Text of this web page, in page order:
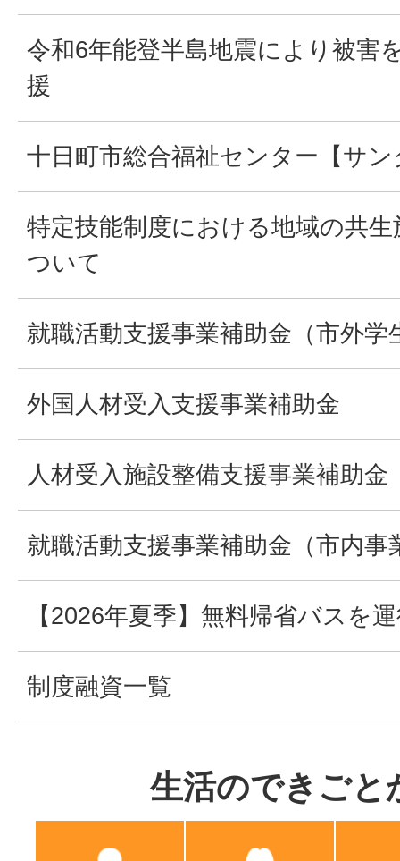
令和6年能登半島地震により被害
援
十日町市総合福祉センター【サ
特定技能制度における地域の共
ついて
就職活動支援事業補助金（市外学
外国人材受入支援事業補助金
人材受入施設整備支援事業補助金
就職活動支援事業補助金（市内事
【2026年夏季】無料帰省バスを
制度融資一覧
生活のできごと